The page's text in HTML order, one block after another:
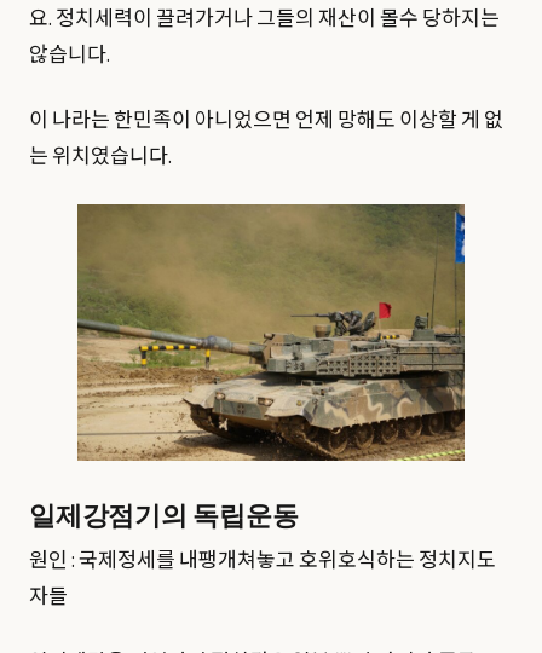
요. 정치세력이 끌려가거나 그들의 재산이 몰수 당하지는
않습니다.
이 나라는 한민족이 아니었으면 언제 망해도 이상할 게 없
는 위치였습니다.
일제강점기의 독립운동
원인 : 국제정세를 내팽개쳐놓고 호위호식하는 정치지도
자들